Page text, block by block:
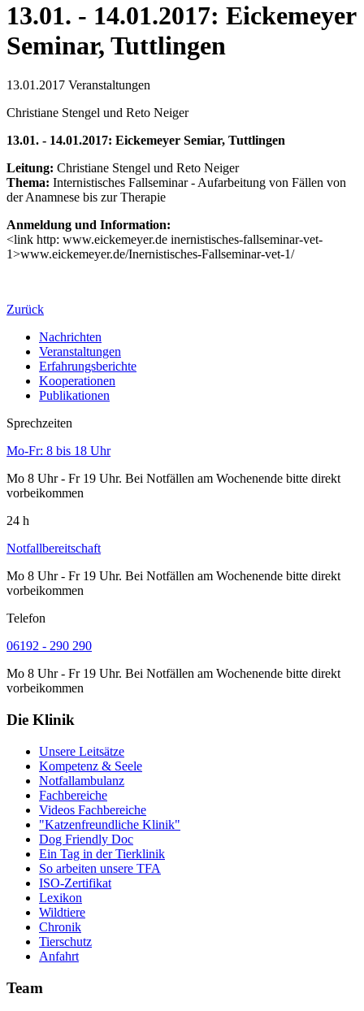
13.01. - 14.01.2017: Eickemeyer
Seminar, Tuttlingen
13.01.2017 Veranstaltungen
Christiane Stengel und Reto Neiger
13.01. - 14.01.2017: Eickemeyer Semiar, Tuttlingen
Leitung: Christiane Stengel und Reto Neiger
Thema: Internistisches Fallseminar - Aufarbeitung von Fällen von
der Anamnese bis zur Therapie
Anmeldung und Information:
<link http: www.eickemeyer.de inernistisches-fallseminar-vet-
1>www.eickemeyer.de/Inernistisches-Fallseminar-vet-1/
Zurück
Nachrichten
Veranstaltungen
Erfahrungsberichte
Kooperationen
Publikationen
Sprechzeiten
Mo-Fr: 8 bis 18 Uhr
Mo 8 Uhr - Fr 19 Uhr. Bei Notfällen am Wochenende bitte direkt
vorbeikommen
24 h
Notfallbereitschaft
Mo 8 Uhr - Fr 19 Uhr. Bei Notfällen am Wochenende bitte direkt
vorbeikommen
Telefon
06192 - 290 290
Mo 8 Uhr - Fr 19 Uhr. Bei Notfällen am Wochenende bitte direkt
vorbeikommen
Die Klinik
Unsere Leitsätze
Kompetenz & Seele
Notfallambulanz
Fachbereiche
Videos Fachbereiche
"Katzenfreundliche Klinik"
Dog Friendly Doc
Ein Tag in der Tierklinik
So arbeiten unsere TFA
ISO-Zertifikat
Lexikon
Wildtiere
Chronik
Tierschutz
Anfahrt
Team